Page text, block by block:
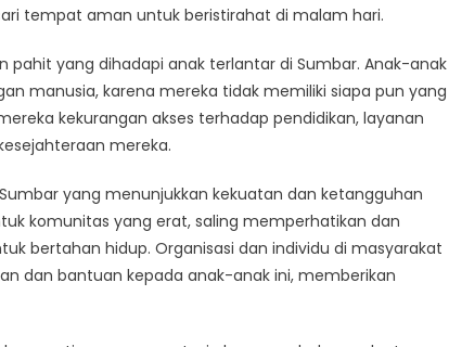
tempat aman untuk beristirahat di malam hari.
yang dihadapi anak terlantar di Sumbar. Anak-anak
manusia, karena mereka tidak memiliki siapa pun yang
kekurangan akses terhadap pendidikan, layanan
mereka.
yang menunjukkan kekuatan dan ketangguhan
komunitas yang erat, saling memperhatikan dan
bertahan hidup. Organisasi dan individu di masyarakat
dan bantuan kepada anak-anak ini, memberikan